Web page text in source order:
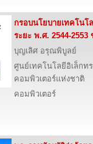
กรอบนโยบายเทคโนโ
ระยะ พ.ศ. 2544-2553
บุญเลิศ อรุณพิบูลย์
ศูนย์เทคโนโลยีอิเล็กท
คอมพิวเตอร์แห่งชาติ
คอมพิวเตอร์